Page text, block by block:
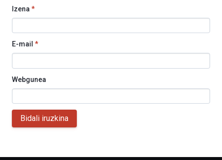
Izena *
E-mail *
Webgunea
Bidali iruzkina